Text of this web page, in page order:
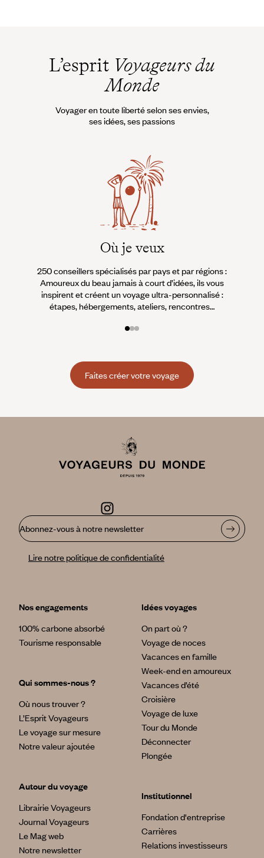
L’esprit Voyageurs du
Monde
Voyager en toute liberté selon ses envies,
ses idées, ses passions
Où je veux
250 conseillers spécialisés par pays et par régions :
Amoureux du beau jamais à court d’idées, ils vous
inspirent et créent un voyage ultra-personnalisé :
étapes, hébergements, ateliers, rencontres…
Faites créer votre voyage
Abonnez-vous à notre newsletter
Lire notre politique de confidentialité
Nos engagements
100% carbone absorbé
Tourisme responsable
Qui sommes-nous ?
Où nous trouver ?
L’Esprit Voyageurs
Le voyage sur mesure
Notre valeur ajoutée
Autour du voyage
Librairie Voyageurs
Journal Voyageurs
Le Mag web
Notre newsletter
Idées voyages
On part où ?
Voyage de noces
Vacances en famille
Week-end en amoureux
Vacances d’été
Croisière
Voyage de luxe
Tour du Monde
Déconnecter
Plongée
Institutionnel
Fondation d'entreprise
Carrières
Relations investisseurs